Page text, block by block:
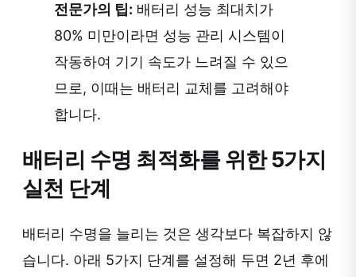
전문가의 팁: 배터리 성능 최대치가
80% 미만이라면 성능 관리 시스템이
작동하여 기기 속도가 느려질 수 있으
므로, 이때는 배터리 교체를 고려해야
합니다.
배터리 수명 최적화를 위한 5가지
실천 단계
배터리 수명을 늘리는 것은 생각보다 복잡하지 않
습니다. 아래 5가지 단계를 설정해 두면 2년 후에